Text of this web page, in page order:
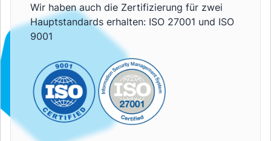
Wir haben auch die Zertifizierung für zwei
Hauptstandards erhalten: ISO 27001 und ISO
9001